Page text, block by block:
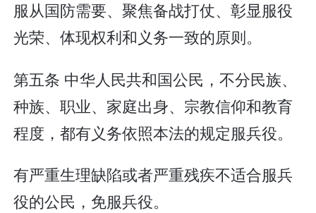
服从国防需要、聚焦备战打仗、彰显服役
光荣、体现权利和义务一致的原则。
第五条 中华人民共和国公民，不分民族、
种族、职业、家庭出身、宗教信仰和教育
程度，都有义务依照本法的规定服兵役。
有严重生理缺陷或者严重残疾不适合服兵
役的公民，免服兵役。